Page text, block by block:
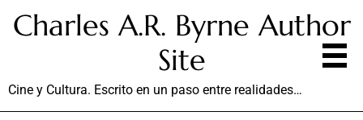
Charles A.R. Byrne Author
Site
Cine y Cultura. Escrito en un paso entre realidades…